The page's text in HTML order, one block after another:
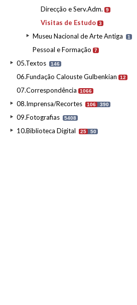
Direcção e Serv.Adm. 9
Visitas de Estudo 3
Museu Nacional de Arte Antiga 1
Pessoal e Formação 7
05.Textos 146
06.Fundação Calouste Gulbenkian 12
07.Correspondência 1066
08.Imprensa/Recortes 106 390
09.Fotografias 5408
10.Biblioteca Digital 25 50